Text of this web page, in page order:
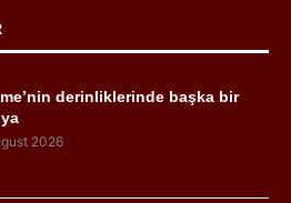
derinliklerinde başka bir
2026